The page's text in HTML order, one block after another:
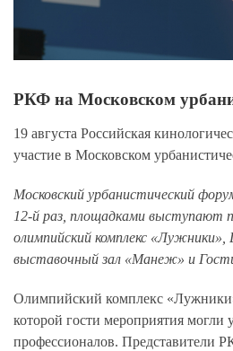
РКФ на Московском
19 августа Российская
участие в Московском
Московский урбанистический
12-й раз, площадками выступают
олимпийский комплекс
выставочный зал «Манеж» и
Олимпийский комплекс
которой гости мероприятия могли
профессионалов. Представители